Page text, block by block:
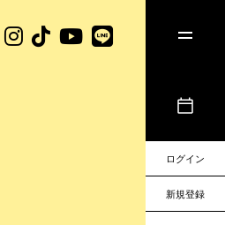
ログイン
新規登録